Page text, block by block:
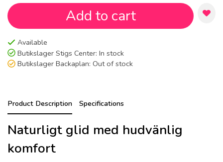
Add to cart
Available
Butikslager Stigs Center: In stock
Butikslager Backaplan: Out of stock
Product Description Specifications
Naturligt glid med hudvänlig
komfort